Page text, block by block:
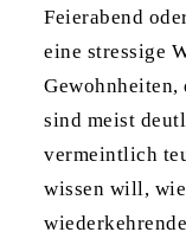
Feierabend
eine stressige
Gewohnheiten,
sind meist
vermeintlich
wissen will,